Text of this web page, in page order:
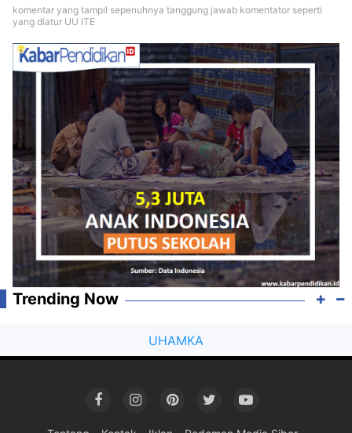
komentar yang tampil sepenuhnya tanggung jawab komentator seperti
yang diatur UU ITE
Trending Now
UHAMKA